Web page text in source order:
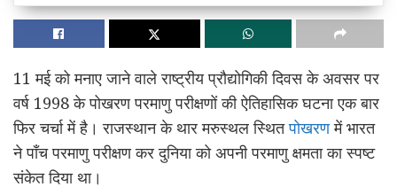
11 मई को मनाए जाने वाले राष्ट्रीय प्रौद्योगिकी दिवस के अवसर पर
वर्ष 1998 के पोखरण परमाणु परीक्षणों की ऐतिहासिक घटना एक बार
फिर चर्चा में है। राजस्थान के थार मरुस्थल स्थितपोखरणमें भारत
ने पाँच परमाणु परीक्षण कर दुनिया को अपनी परमाणु क्षमता का स्पष्ट
संकेत दिया था।